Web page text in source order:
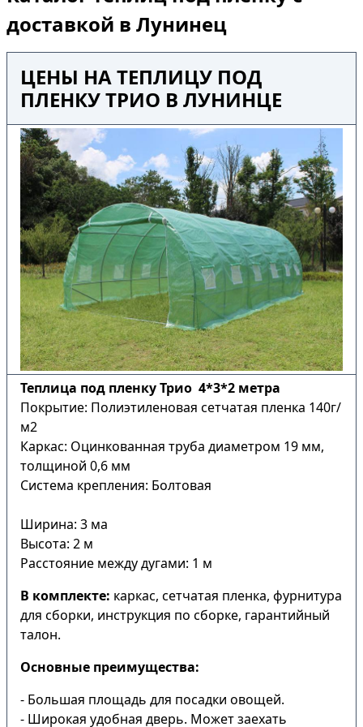
доставкой в Лунинец
ЦЕНЫ НА ТЕПЛИЦУ ПОД
ПЛЕНКУ ТРИО В ЛУНИНЦЕ
Теплица под пленку Трио 4*3*2 метра
Покрытие: Полиэтиленовая сетчатая пленка 140г/
м2
Каркас: Оцинкованная труба диаметром 19 мм,
толщиной 0,6 мм
Система крепления: Болтовая
Ширина: 3 ма
Высота: 2 м
Расстояние между дугами: 1 м
В комплекте: каркас, сетчатая пленка, фурнитура
для сборки, инструкция по сборке, гарантийный
талон.
Основные преимущества:
- Большая площадь для посадки овощей.
- Широкая удобная дверь. Может заехать